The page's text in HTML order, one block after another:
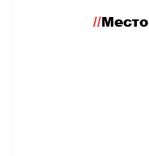
//Место